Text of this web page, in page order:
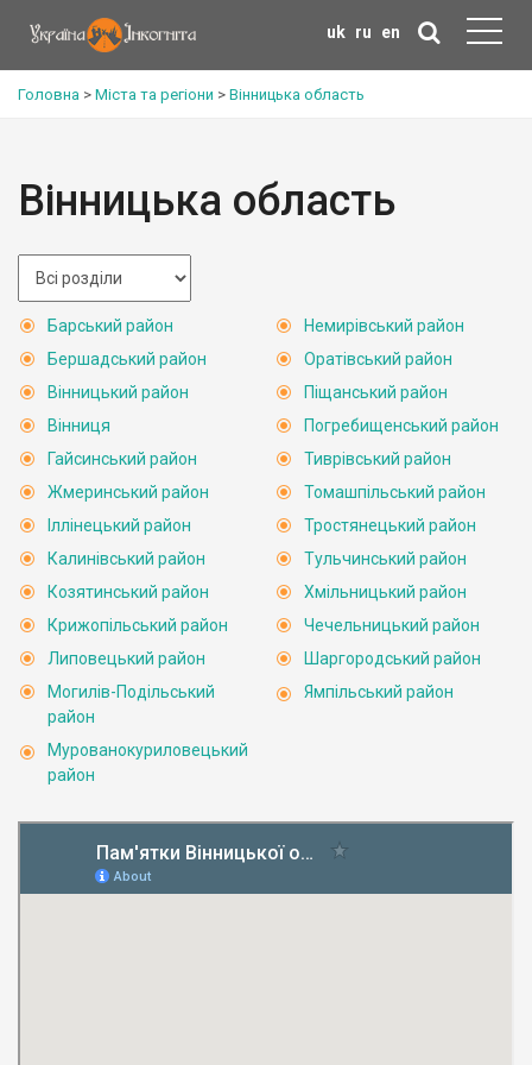
uk ru en
Головна > Міста та регіони > Вінницька область
Вінницька область
Барський район
Бершадський район
Вінницький район
Вінниця
Гайсинський район
Жмеринський район
Іллінецький район
Калинівський район
Козятинський район
Крижопільський район
Липовецький район
Могилів-Подільський
район
Мурованокуриловецький
район
Немирівський район
Оратівський район
Піщанський район
Погребищенський район
Тиврівський район
Томашпільський район
Тростянецький район
Тульчинський район
Хмільницький район
Чечельницький район
Шаргородський район
Ямпільський район